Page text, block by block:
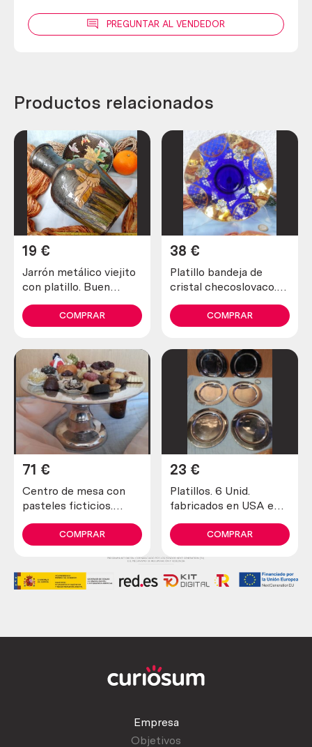
PREGUNTAR AL VENDEDOR
Productos relacionados
Jarrón metálico viejito
con platillo. Buen
19 €
COMPRAR
Platillo bandeja de
cristal checoslovaco.
38 €
COMPRAR
Centro de mesa con
pasteles ficticios.
decoración de los años
80.
71 €
COMPRAR
Platillos. 6 Unid.
fabricados en USA en
23 €
COMPRAR
Empresa
Objetivos